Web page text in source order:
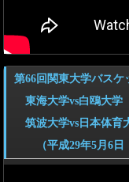
第66回関東大学バス
東海大学vs白鴎大学
筑波大学vs日本体育
（平成29年5月6日